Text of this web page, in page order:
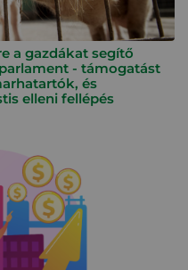
a gazdákat segítő
- támogatást
és
elleni fellépés